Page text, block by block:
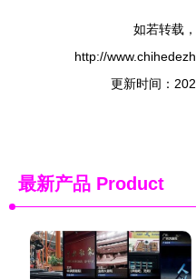
如若转载
http://
更新时间：
最新产品 Product